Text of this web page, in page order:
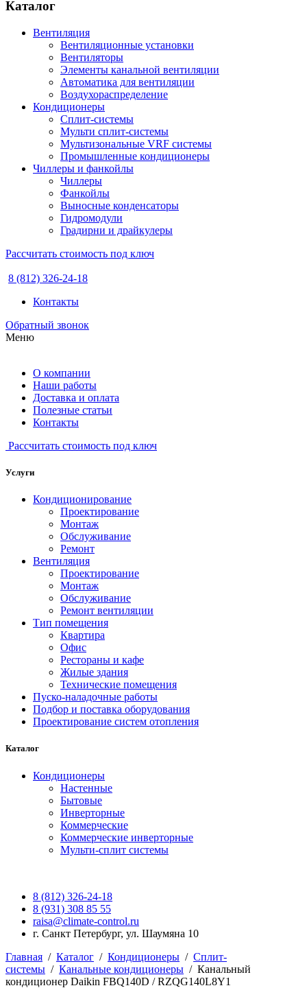
Каталог
Вентиляция
Вентиляционные установки
Вентиляторы
Элементы канальной вентиляции
Автоматика для вентиляции
Воздухораспределение
Кондиционеры
Сплит-системы
Мульти сплит-системы
Мультизональные VRF системы
Промышленные кондиционеры
Чиллеры и фанкойлы
Чиллеры
Фанкойлы
Выносные конденсаторы
Гидромодули
Градирни и драйкулеры
Рассчитать стоимость под ключ
8 (812) 326-24-18
Контакты
Обратный звонок
Меню
О компании
Наши работы
Доставка и оплата
Полезные статьи
Контакты
Рассчитать стоимость под ключ
Услуги
Кондиционирование
Проектирование
Монтаж
Обслуживание
Ремонт
Вентиляция
Проектирование
Монтаж
Обслуживание
Ремонт вентиляции
Тип помещения
Квартира
Офис
Рестораны и кафе
Жилые здания
Технические помещения
Пуско-наладочные работы
Подбор и поставка оборудования
Проектирование систем отопления
Каталог
Кондиционеры
Настенные
Бытовые
Инверторные
Коммерческие
Коммерческие инверторные
Мульти-сплит системы
8 (812) 326-24-18
8 (931) 308 85 55
raisa@climate-control.ru
г. Санкт Петербург, ул. Шаумяна 10
Главная / Каталог / Кондиционеры / Сплит-
системы / Канальные кондиционеры / Канальный
кондиционер Daikin FBQ140D / RZQG140L8Y1